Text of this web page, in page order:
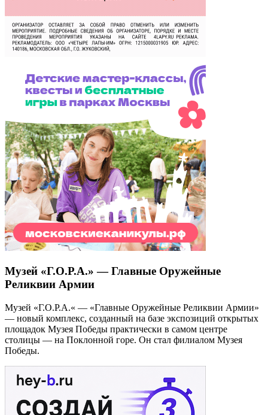
Музей «Г.О.Р.А.» — Главные Оружейные
Реликвии Армии
Музей «Г.О.Р.А.« — «Главные Оружейные Реликвии Армии»
— новый комплекс, созданный на базе экспозиций открытых
площадок Музея Победы практически в самом центре
столицы — на Поклонной горе. Он стал филиалом Музея
Победы.